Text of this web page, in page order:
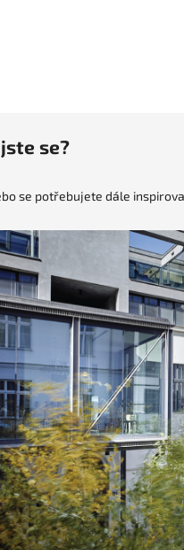
se?
se potřebujete dále